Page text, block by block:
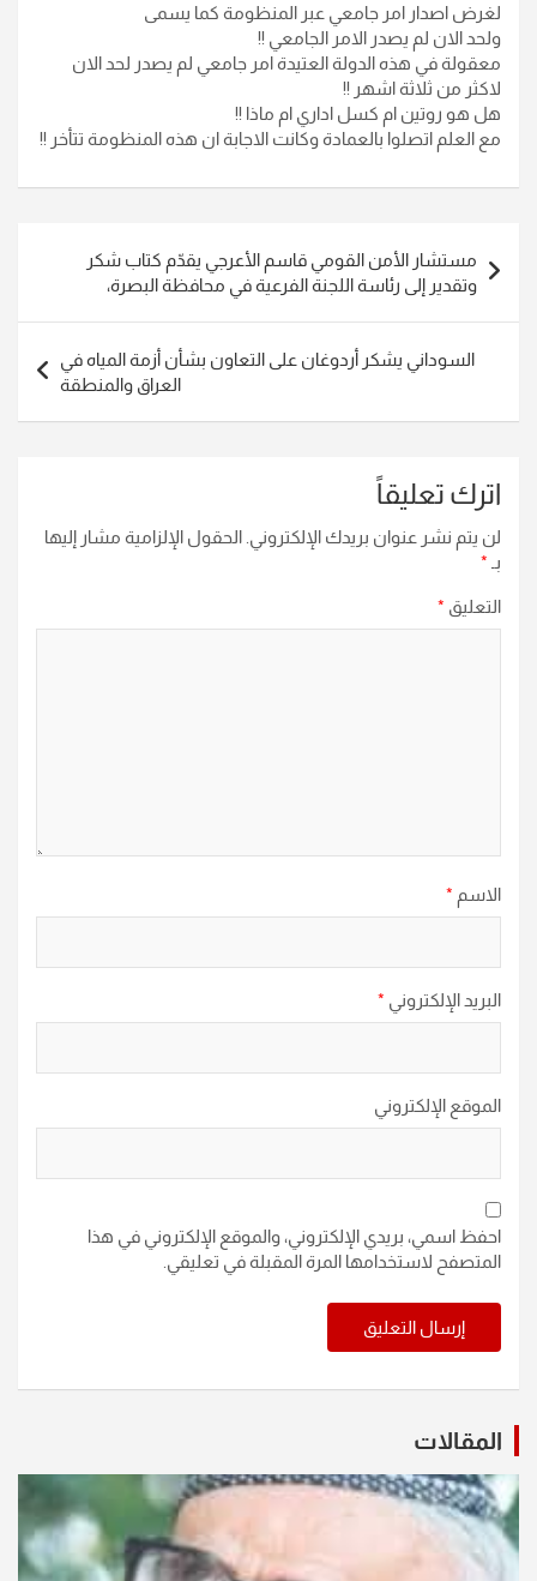
لغرض اصدار امر جامعي عبر المنظومة كما يسمى
ولحد الان لم يصدر الامر الجامعي !!
معقولة في هذه الدولة العتيدة امر جامعي لم يصدر لحد الان
لاكثر من ثلاثة اشهر !!
هل هو روتين ام كسل اداري ام ماذا !!
مع العلم اتصلوا بالعمادة وكانت الاجابة ان هذه المنظومة تتأخر !!
المقالات
مستشار الأمن القومي قاسم الأعرجي يقدّم كتاب شكر
وتقدير إلى رئاسة اللجنة الفرعية في محافظة البصرة،
السوداني يشكر أردوغان على التعاون بشأن أزمة المياه في
العراق والمنطقة
اترك تعليقاً
لن يتم نشر عنوان بريدك الإلكتروني. الحقول الإلزامية مشار إليها
بـ *
التعليق *
الاسم *
البريد الإلكتروني *
الموقع الإلكتروني
احفظ اسمي، بريدي الإلكتروني، والموقع الإلكتروني في هذا
المتصفح لاستخدامها المرة المقبلة في تعليقي.
المقالات